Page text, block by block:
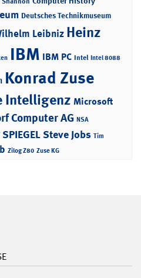
Deutsches Technikmuseum
Leibniz Heinz
IBM IBM PC Intel Intel 8088
Konrad Zuse
Intelligenz Microsoft
Computer AG NSA
SPIEGELSteve Jobs Tim
Zilog Z80 Zuse KG